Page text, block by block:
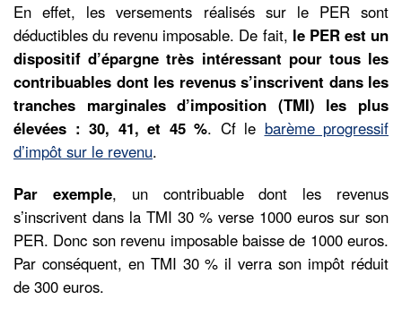
En effet, les versements réalisés sur le PER sont
déductibles du revenu imposable. De fait, le PER est un
dispositif d’épargne très intéressant pour tous les
contribuables dont les revenus s’inscrivent dans les
tranches marginales d’imposition (TMI) les plus
élevées : 30, 41, et 45 %. Cf le barème progressif
d’impôt sur le revenu.
Par exemple, un contribuable dont les revenus
s’inscrivent dans la TMI 30 % verse 1000 euros sur son
PER. Donc son revenu imposable baisse de 1000 euros.
Par conséquent, en TMI 30 % il verra son impôt réduit
de 300 euros.